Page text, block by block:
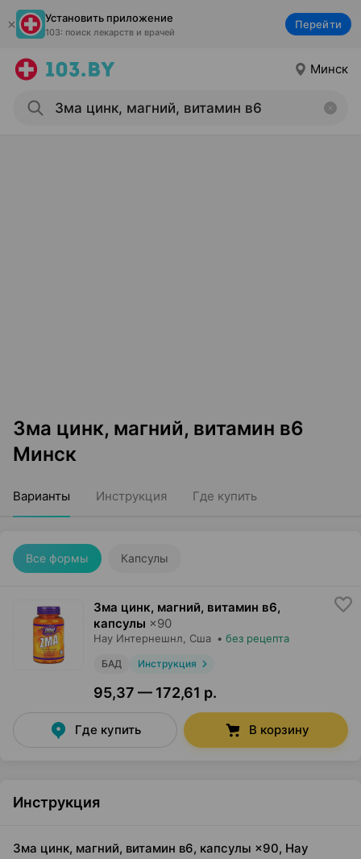
Установить приложение
103: поиск лекарств и врачей
Перейти
Минск
Зма цинк, магний, витамин в6
Минск
Варианты Инструкция Где купить
Все формы Капсулы
Зма цинк, магний, витамин в6,
капсулы ×90
Нау Интернешнл , Сша • без рецепта
БАД Инструкция
95,37 — 172,61 р.
Где купить В корзину
Инструкция
Зма цинк, магний, витамин в6, капсулы ×90, Нау